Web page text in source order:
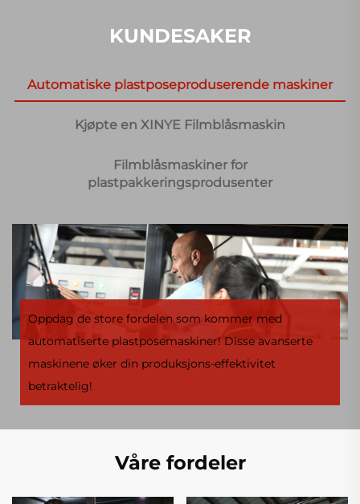
KUNDESAKER
Automatiske plastposeproduserende maskiner
Kjøpte en XINYE Filmblåsmaskin
Filmblåsmaskiner for
plastpakkeringsprodusenter
Oppdag de store fordelen som kommer med
automatiserte plastposemaskiner! Disse avanserte
maskinene øker din produksjons-effektivitet
betraktelig!
Våre fordeler